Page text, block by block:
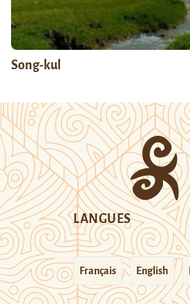
Song-kul
LANGUES
Français English